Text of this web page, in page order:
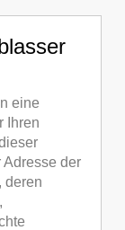
eine
Ihren
der
deren